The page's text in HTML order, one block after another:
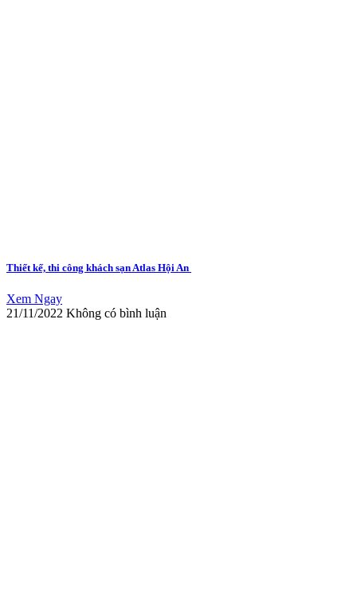
Thiết kế, thi công khách sạn Atlas Hội An
Xem Ngay
21/11/2022 Không có bình luận